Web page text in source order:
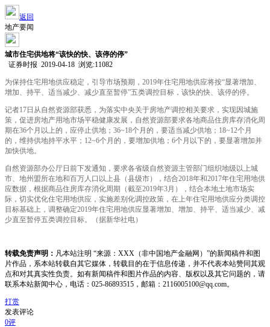
返回
地产要闻
城市住宅供地将“该快的快、该停的停”
证券时报 2019-04-18 浏览:11082
为保持住宅用地供应稳定，引导市场预期，2019年住宅用地供应将按“显著增加、
增加、持平、适当减少、减少直至暂停”五类调控目标，该快的快、该停的停。
记者17日从自然资源部获悉，为落实中央关于房地产调控相关要求，实现因城施
策，促进房地产用地市场平稳健康发展，自然资源部要求各地商品住房库存消化周
期在36个月以上的，应停止供地；36~18个月的，要适当减少供地；18~12个月
的，维持供地持平水平；12~6个月的，要增加供地；6个月以下的，要显著增加并
加快供地。
自然资源部办公厅日前下发通知，要求各省级自然资源主管部门组织地级以上城
市、地州盟所在地和百万人口以上县（县级市），结合2018年和2017年住宅用地供
应数据，根据商品住房库存消化周期（截至2019年3月），结合本地土地市场实
际，切实优化住宅用地供应，实施差别化调控政策，在上年住宅用地供应分类调控
目标基础上，调整确定2019年住宅用地供应显著增加、增加、持平、适当减少、减
少直至暂停五类调控目标。（据新华社电）
转载免责声明： 凡本站注明 “来源：XXX（非中国地产金融网）”的新闻稿件和图
片作品，系本站转载自其它媒体，转载目的在于信息传递，并不代表本站赞同其观
点和对其真实性负责。如有新闻稿件和图片作品的内容、版权以及其它问题的，请
联系本站新闻中心，电话：025-86893515，邮箱：2116005100@qq.com。
打赏
发表评论
0评